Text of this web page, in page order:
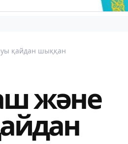
қайдан шыққан
және